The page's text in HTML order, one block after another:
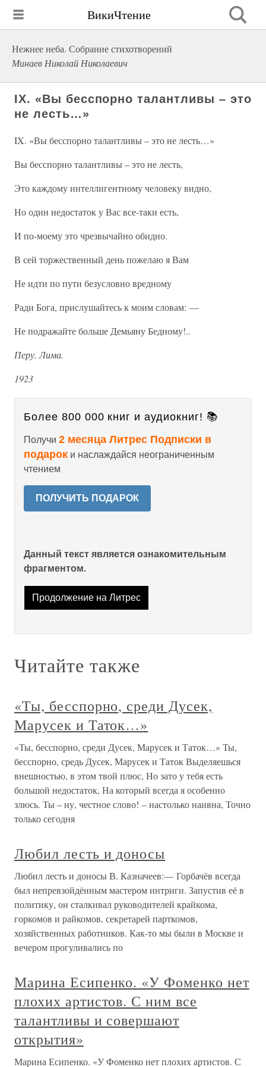
ВикиЧтение
Нежнее неба. Собрание стихотворений
Минаев Николай Николаевич
IX. «Вы бесспорно талантливы – это
не лесть…»
IX. «Вы бесспорно талантливы – это не лесть…»
Вы бесспорно талантливы – это не лесть,
Это каждому интеллигентному человеку видно,
Но один недостаток у Вас все-таки есть,
И по-моему это чрезвычайно обидно.
В сей торжественный день пожелаю я Вам
Не идти по пути безусловно вредному
Ради Бога, прислушайтесь к моим словам: —
Не подражайте больше Демьяну Бедному!..
Перу. Лима.
1923
Более 800 000 книг и аудиокниг! 📚
Получи 2 месяца Литрес Подписки в
подарок и наслаждайся неограниченным
чтением
ПОЛУЧИТЬ ПОДАРОК
Данный текст является ознакомительным
фрагментом.
Продолжение на Литрес
Читайте также
«Ты, бесспорно, среди Дусек,
Марусек и Таток…»
«Ты, бесспорно, среди Дусек, Марусек и Таток…» Ты,
бесспорно, средь Дусек, Марусек и Таток Выделяешься
внешностью, в этом твой плюс, Но зато у тебя есть
большой недостаток, На который всегда я особенно
злюсь. Ты – ну, честное слово! – настолько наивна, Точно
только сегодня
Любил лесть и доносы
Любил лесть и доносы В. Казначеев:— Горбачёв всегда
был непревзойдённым мастером интриги. Запустив её в
политику, он сталкивал руководителей крайкома,
горкомов и райкомов, секретарей парткомов,
хозяйственных работников. Как-то мы были в Москве и
вечером прогуливались по
Марина Есипенко. «У Фоменко нет
плохих артистов. С ним все
талантливы и совершают
открытия»
Марина Есипенко. «У Фоменко нет плохих артистов. С